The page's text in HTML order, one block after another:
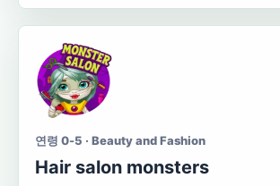
연령 0-5 · Beauty and Fashion
Hair salon monsters